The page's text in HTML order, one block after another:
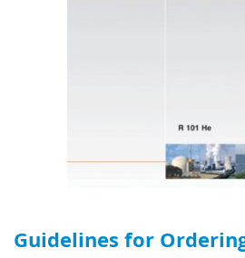
Guidelines for